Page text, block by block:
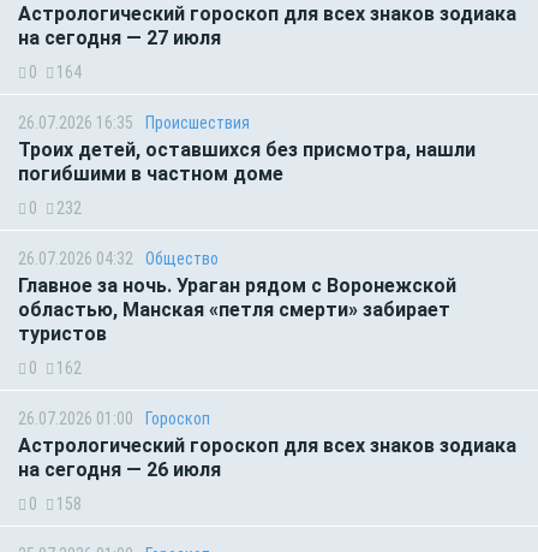
Астрологический гороскоп для всех знаков зодиака
на сегодня — 27 июля
0 164
26.07.2026 16:35 Происшествия
Троих детей, оставшихся без присмотра, нашли
погибшими в частном доме
0 232
26.07.2026 04:32 Общество
Главное за ночь. Ураган рядом с Воронежской
областью, Манская «петля смерти» забирает
туристов
0 162
26.07.2026 01:00 Гороскоп
Астрологический гороскоп для всех знаков зодиака
на сегодня — 26 июля
0 158